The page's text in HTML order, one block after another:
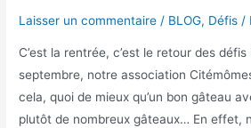
Laisser un commentaire / BLOG, Défis /
C’est la rentrée, c’est le retour des
septembre, notre association
cela, quoi de mieux qu’un bon gâteau
plutôt de nombreux gâteaux… En effet,